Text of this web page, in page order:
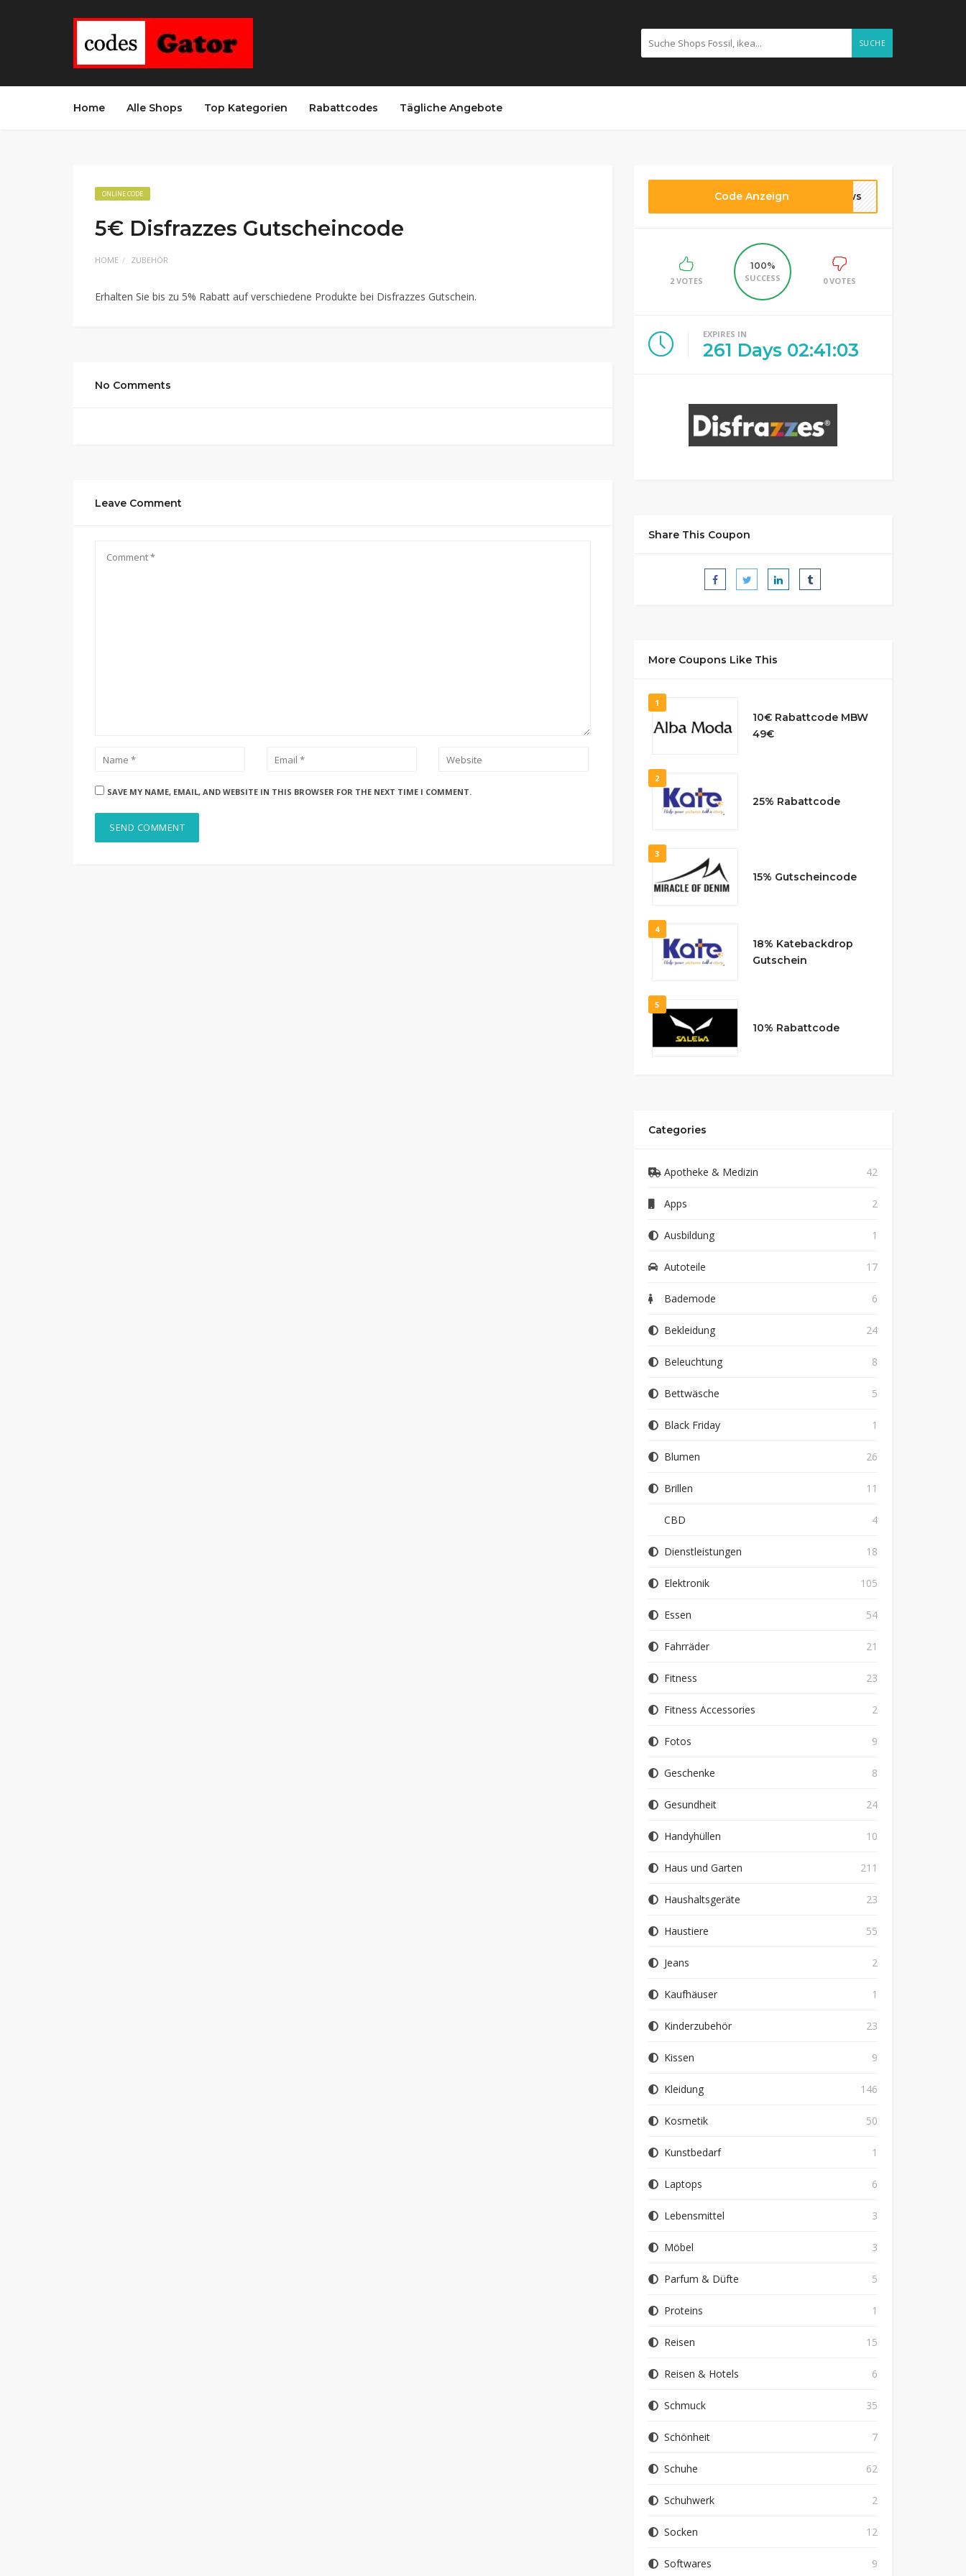
SUCHE
Home Alle Shops Top Kategorien Rabattcodes Tägliche Angebote
ONLINE CODE
5€ Disfrazzes Gutscheincode
HOME ZUBEHÖR
Erhalten Sie bis zu 5% Rabatt auf verschiedene Produkte bei Disfrazzes Gutschein.
No Comments
Leave Comment
SAVE MY NAME, EMAIL, AND WEBSITE IN THIS BROWSER FOR THE NEXT TIME I COMMENT.
Code Anzeign news
2 VOTES
100%
SUCCESS
0 VOTES
EXPIRES IN
261 Days 02:41:02
Share This Coupon
More Coupons Like This
1
10€ Rabattcode MBW
49€
2
25% Rabattcode
3
15% Gutscheincode
4
18% Katebackdrop
Gutschein
5
10% Rabattcode
Categories
Apotheke & Medizin 42
Apps 2
Ausbildung 1
Autoteile 17
Bademode 6
Bekleidung 24
Beleuchtung 8
Bettwäsche 5
Black Friday 1
Blumen 26
Brillen 11
CBD 4
Dienstleistungen 18
Elektronik 105
Essen 54
Fahrräder 21
Fitness 23
Fitness Accessories 2
Fotos 9
Geschenke 8
Gesundheit 24
Handyhüllen 10
Haus und Garten 211
Haushaltsgeräte 23
Haustiere 55
Jeans 2
Kaufhäuser 1
Kinderzubehör 23
Kissen 9
Kleidung 146
Kosmetik 50
Kunstbedarf 1
Laptops 6
Lebensmittel 3
Möbel 3
Parfum & Düfte 5
Proteins 1
Reisen 15
Reisen & Hotels 6
Schmuck 35
Schönheit 7
Schuhe 62
Schuhwerk 2
Socken 12
Softwares 9